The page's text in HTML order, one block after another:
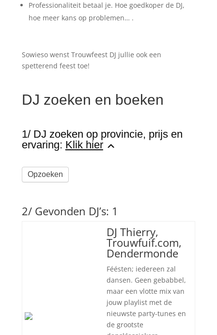
Professionaliteit betaal je. Hoe goedkoper de DJ,
hoe meer kans op problemen… .
Sowieso wenst Trouwfeest DJ jullie ook een
spetterend feest toe!
DJ zoeken en boeken
1/ DJ zoeken op provincie, prijs en
ervaring: Klik hier
Opzoeken
2/ Gevonden DJ’s: 1
DJ Thierry,
Trouwfuif.com,
Dendermonde
Féésten; iedereen zal
dansen. Geen gebabbel,
maar een vlotte mix van
jouw playlist met de
nieuwste party-tunes en
de grootste